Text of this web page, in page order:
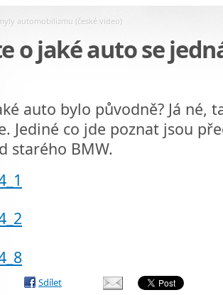
automobilizmu (české video)
o jaké auto se
auto bylo původně? Já né,
Jediné co jde poznat jsou
starého BMW.
Sdílet